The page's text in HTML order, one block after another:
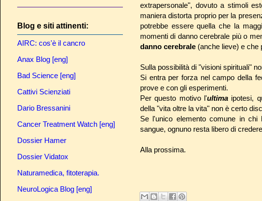
extrapersonale", dovuto a stimoli
maniera distorta proprio per la
potrebbe essere quella che la
momenti di danno cerebrale più o
danno cerebrale (anche lieve) e che
Sulla possibilità di "visioni spirituali"
Si entra per forza nel campo della
prove e con gli esperimenti.
Per questo motivo l'ultima ipotesi,
della "vita oltre la vita" non è certo
Se l'unico elemento comune in chi
sangue, ognuno resta libero di
Alla prossima.
Blog e siti attinenti:
AIRC: cos'è il cancro
Anax Blog [eng]
Bad Science [eng]
Cattivi Scienziati
Dario Bressanini
Cancer Treatment Watch [eng]
Dossier Hamer
Dossier Vidatox
Naturamedica, fitoterapia.
NeuroLogica Blog [eng]